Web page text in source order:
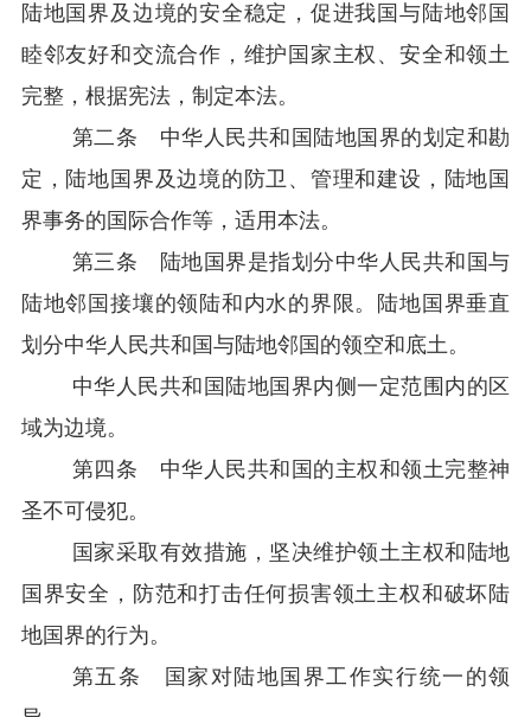
陆地国界及边境的安全稳定，促进我国与陆地邻国
睦邻友好和交流合作，维护国家主权、安全和领土
完整，根据宪法，制定本法。
第二条 中华人民共和国陆地国界的划定和勘
定，陆地国界及边境的防卫、管理和建设，陆地国
界事务的国际合作等，适用本法。
第三条 陆地国界是指划分中华人民共和国与
陆地邻国接壤的领陆和内水的界限。陆地国界垂直
划分中华人民共和国与陆地邻国的领空和底土。
中华人民共和国陆地国界内侧一定范围内的区
域为边境。
第四条 中华人民共和国的主权和领土完整神
圣不可侵犯。
国家采取有效措施，坚决维护领土主权和陆地
国界安全，防范和打击任何损害领土主权和破坏陆
地国界的行为。
第五条
国家对陆地国界工作实行统一的领